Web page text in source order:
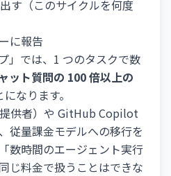
す（このサイクルを何度
に報告
」では、1 つのタスクで数
ット質問の 100 倍以上の
になります。
供者）や GitHub Copilot
従量課金モデルへの移行を
数時間のエージェント実行
じ料金で扱うことはできな